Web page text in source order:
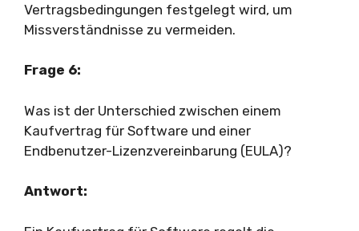
Vertragsbedingungen festgelegt wird, um
Missverständnisse zu vermeiden.
Frage 6:
Was ist der Unterschied zwischen einem
Kaufvertrag für Software und einer
Endbenutzer-Lizenzvereinbarung (EULA)?
Antwort: